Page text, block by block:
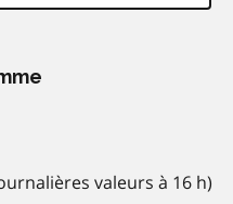
valeurs à 16 h)